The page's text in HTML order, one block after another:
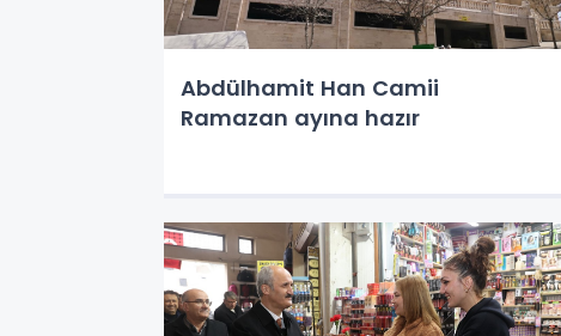
Abdülhamit Han Camii
Ramazan ayına hazır